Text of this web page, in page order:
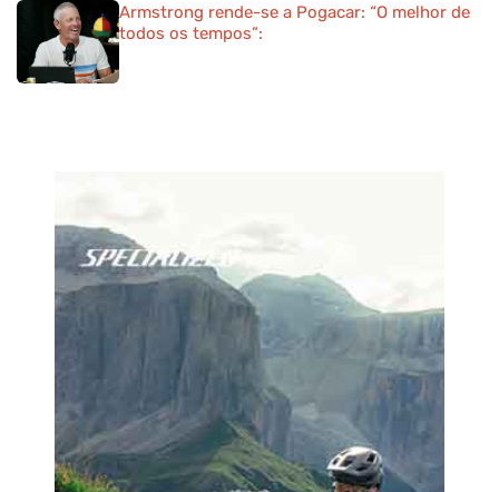
Armstrong rende-se a Pogacar: “O melhor de
todos os tempos”: